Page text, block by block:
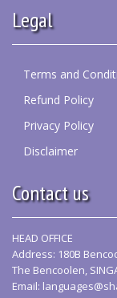
Legal
Terms and
Refund Policy
Privacy Policy
Disclaimer
Contact us
HEAD OFFICE
Address: 180B
The Bencoolen,
Email: